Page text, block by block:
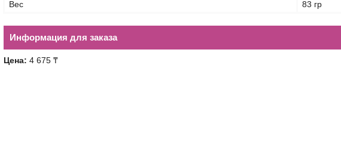
Вес 83 гр
Информация для заказа
Цена: 4 675 ₸